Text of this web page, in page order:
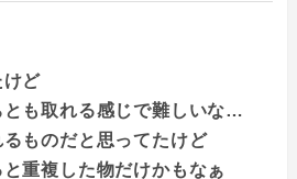
けど
も取れる感じで難しいな…
ものだと思ってたけど
重複した物だけかもなぁ